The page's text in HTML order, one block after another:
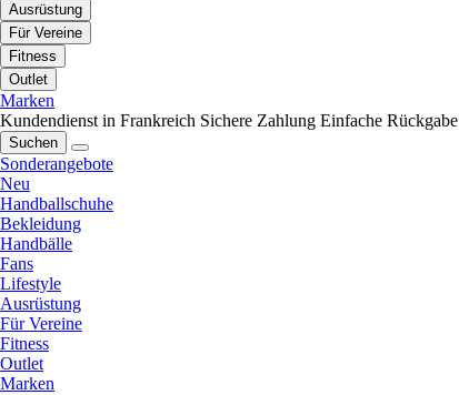
Ausrüstung
Für Vereine
Fitness
Outlet
Marken
Kundendienst in Frankreich Sichere Zahlung Einfache Rückgabe
Suchen
Sonderangebote
Neu
Handballschuhe
Bekleidung
Handbälle
Fans
Lifestyle
Ausrüstung
Für Vereine
Fitness
Outlet
Marken